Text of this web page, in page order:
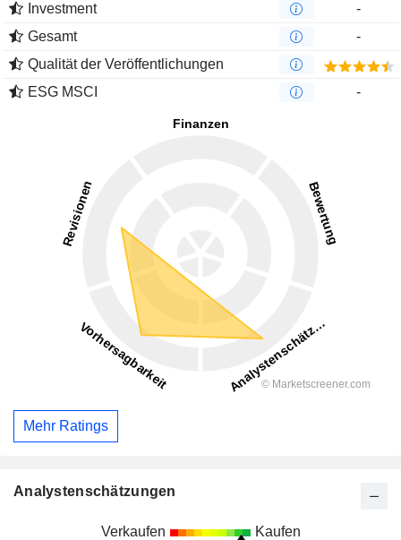
Investment
-
Gesamt
-
Qualität der Veröffentlichungen
ESG MSCI
-
Mehr Ratings
Analystenschätzungen
Verkaufen Kaufen